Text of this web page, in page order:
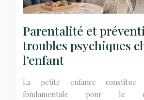
Parentalité et
troubles psychiques
l’enfant
La petite enfance constitue
fondamentale pour le